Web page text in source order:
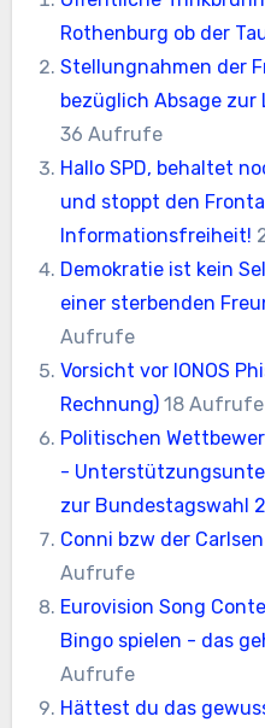
Rothenburg ob der
Stellungnahmen der
bezüglich Absage
36 Aufrufe
Hallo SPD, behaltet
und stoppt den
Informationsfreiheit!
Demokratie ist kein
einer sterbenden
Aufrufe
Vorsicht vor IONOS
Rechnung) 18 Aufrufe
Politischen
-
zur Bundestagswahl
Conni bzw der
Aufrufe
Eurovision Song
Bingo spielen - das
Aufrufe
Hättest du das